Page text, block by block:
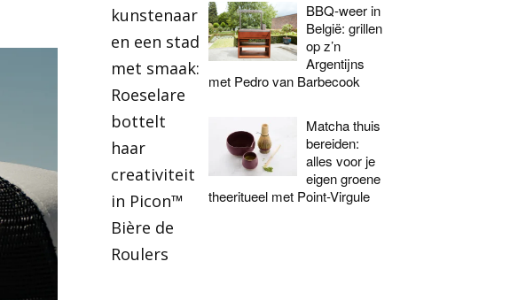
BBQ-weer in
België: grillen
op z’n
Argentijns
met Pedro van Barbecook
Matcha thuis
bereiden:
alles voor je
eigen groene
theeritueel met Point-Virgule